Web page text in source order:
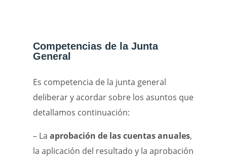
Competencias de la Junta
General
Es competencia de la junta general
deliberar y acordar sobre los asuntos que
detallamos continuación:
– La aprobación de las cuentas anuales,
la aplicación del resultado y la aprobación